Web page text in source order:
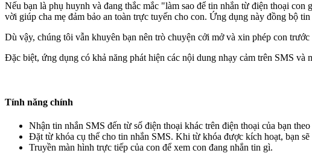
Nếu bạn là phụ huynh và đang thắc mắc "làm sao để tin nhắn từ điện thoại
vời giúp cha mẹ đảm bảo an toàn trực tuyến cho con. Ứng dụng này đồng bộ
Dù vậy, chúng tôi vẫn khuyên bạn nên trò chuyện cởi mở và xin phép con
Đặc biệt, ứng dụng có khả năng phát hiện các nội dung nhạy cảm trên SMS
Tính năng chính
Nhận tin nhắn SMS đến từ số điện thoại khác trên điện thoại của bạn
Đặt từ khóa cụ thể cho tin nhắn SMS. Khi từ khóa được kích hoạt, bạn sẽ
Truyền màn hình trực tiếp của con để xem con đang nhắn tin gì.